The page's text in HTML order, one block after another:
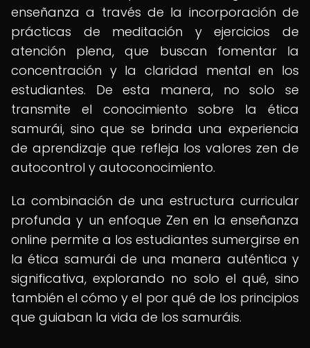
enseñanza a través de la incorporación de
prácticas de meditación y ejercicios de
atención plena, que buscan fomentar la
concentración y la claridad mental en los
estudiantes. De esta manera, no solo se
transmite el conocimiento sobre la ética
samurái, sino que se brinda una experiencia
de aprendizaje que refleja los valores zen de
autocontrol y autoconocimiento.
La combinación de una estructura curricular
profunda y un enfoque Zen en la enseñanza
online permite a los estudiantes sumergirse en
la ética samurái de una manera auténtica y
significativa, explorando no solo el qué, sino
también el cómo y el por qué de los principios
que guiaban la vida de los samuráis.